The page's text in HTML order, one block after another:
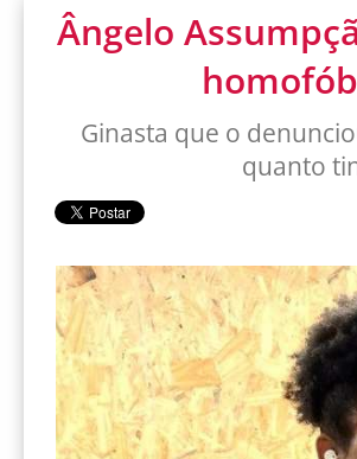
Ângelo
Ginasta que o
quanto